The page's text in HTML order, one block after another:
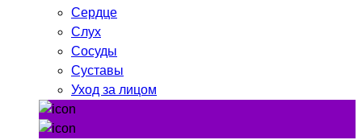
Сердце
Слух
Сосуды
Суставы
Уход за лицом